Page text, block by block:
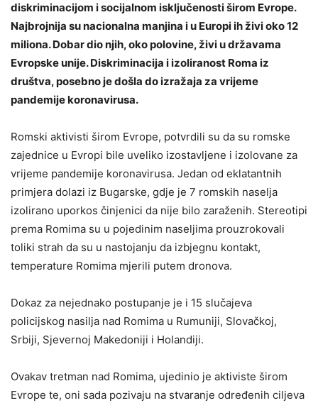
diskriminacijom i socijalnom isključenosti širom Evrope.
Najbrojnija su nacionalna manjina i u Europi ih živi oko 12
miliona. Dobar dio njih, oko polovine, živi u državama
Evropske unije. Diskriminacija i izoliranost Roma iz
društva, posebno je došla do izražaja za vrijeme
pandemije koronavirusa.
Romski aktivisti širom Evrope, potvrdili su da su romske
zajednice u Evropi bile uveliko izostavljene i izolovane za
vrijeme pandemije koronavirusa. Jedan od eklatantnih
primjera dolazi iz Bugarske, gdje je 7 romskih naselja
izolirano uporkos činjenici da nije bilo zaraženih. Stereotipi
prema Romima su u pojedinim naseljima prouzrokovali
toliki strah da su u nastojanju da izbjegnu kontakt,
temperature Romima mjerili putem dronova.
Dokaz za nejednako postupanje je i 15 slučajeva
policijskog nasilja nad Romima u Rumuniji, Slovačkoj,
Srbiji, Sjevernoj Makedoniji i Holandiji.
Ovakav tretman nad Romima, ujedinio je aktiviste širom
Evrope te, oni sada pozivaju na stvaranje određenih ciljeva